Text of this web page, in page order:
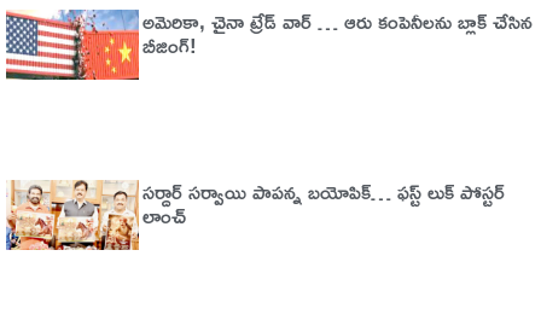
అమెరికా, చైనా ట్రేడ్​​ వార్​ … ఆరు కంపెనీలను బ్లాక్​ చేసిన
బీజింగ్​!
సర్దార్ సర్వాయి పాపన్న బయోపిక్… ఫస్ట్ లుక్ పోస్టర్
లాంచ్